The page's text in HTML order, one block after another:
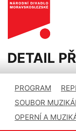
DETAIL
PROGRAM
SOUBOR
OPERNÍ A